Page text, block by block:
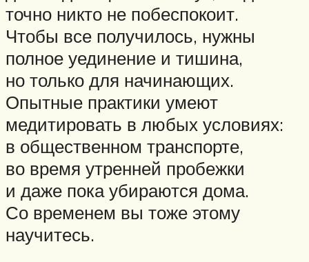
точно никто не побеспокоит.
Чтобы все получилось, нужны
полное уединение и тишина,
но только для начинающих.
Опытные практики умеют
медитировать в любых условиях:
в общественном транспорте,
во время утренней пробежки
и даже пока убираются дома.
Со временем вы тоже этому
научитесь.